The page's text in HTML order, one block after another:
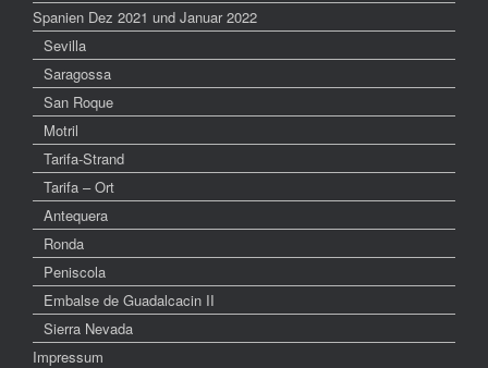
Spanien Dez 2021 und Januar 2022
Sevilla
Saragossa
San Roque
Motril
Tarifa-Strand
Tarifa – Ort
Antequera
Ronda
Peniscola
Embalse de Guadalcacin II
Sierra Nevada
Impressum